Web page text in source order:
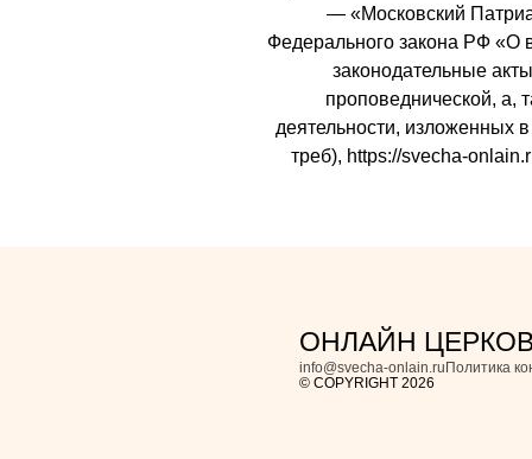
— «Московский
Федерального закона РФ «О
законодательные
проповеднической, а,
деятельности, изложенных
треб), https://svecha-
ОНЛАЙН
info@svecha-onlain.ru Политика
© COPYRIGHT 2026